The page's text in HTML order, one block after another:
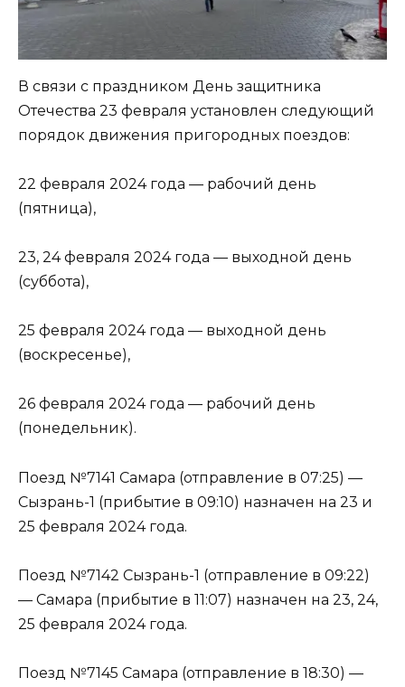
В связи с праздником День защитника
Отечества 23 февраля установлен следующий
порядок движения пригородных поездов:
22 февраля 2024 года — рабочий день
(пятница),
23, 24 февраля 2024 года — выходной день
(суббота),
25 февраля 2024 года — выходной день
(воскресенье),
26 февраля 2024 года — рабочий день
(понедельник).
Поезд №7141 Самара (отправление в 07:25) —
Сызрань-1 (прибытие в 09:10) назначен на 23 и
25 февраля 2024 года.
Поезд №7142 Сызрань-1 (отправление в 09:22)
— Самара (прибытие в 11:07) назначен на 23, 24,
25 февраля 2024 года.
Поезд №7145 Самара (отправление в 18:30) —